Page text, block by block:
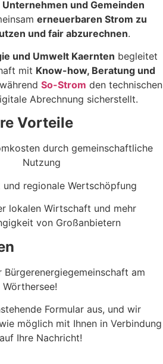
und Gemeinden
erneuerbaren Strom zu
und fair abzurechnen.
und Umwelt Kaernten begleitet
mit Know-how, Beratung und
So-Strom den technischen
Abrechnung sicherstellt.
Vorteile
durch gemeinschaftliche
Nutzung
und regionale Wertschöpfung
lokalen Wirtschaft und mehr
von Großanbietern
Bürgerenergiegemeinschaft am
Wörthersee!
Formular aus, und wir
möglich mit Ihnen in Verbindung
Ihre Nachricht!